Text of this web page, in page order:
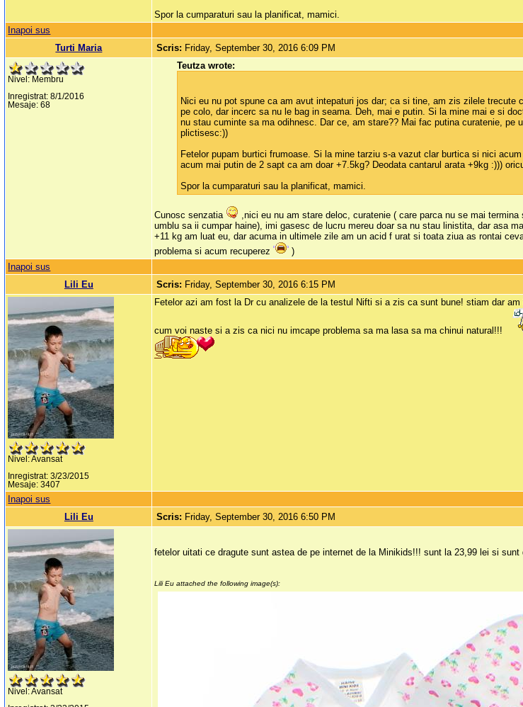
Spor la cumparaturi sau la planificat, mamici.
Inapoi sus
Turti Maria
Scris: Friday, September 30, 2016 6:09 PM
Nivel: Membru
Inregistrat: 8/1/2016
Mesaje: 68
Teutza wrote:
Nici eu nu pot spune ca am avut intepaturi jos dar; ca si tine, am zis zilele
pe colo, dar incerc sa nu le bag in seama. Deh, mai e putin. Si la mine mai e si
nu stau cuminte sa ma odihnesc. Dar ce, am stare?? Mai fac putina curatenie,
plictisesc:))
Fetelor pupam burtici frumoase. Si la mine tarziu s-a vazut clar burtica si nici
acum mai putin de 2 sapt ca am doar +7.5kg? Deodata cantarul arata +9kg :)))
Spor la cumparaturi sau la planificat, mamici.
Cunosc senzatia
,nici eu nu am stare deloc, curatenie ( care parca nu se mai
umblu sa ii cumpar haine), imi gasesc de lucru mereu doar sa nu stau linistita, dar asa
+11 kg am luat eu, dar acuma in ultimele zile am un acid f urat si toata ziua as rontai
problema si acum recuperez
)
Inapoi sus
Lili Eu
Scris: Friday, September 30, 2016 6:15 PM
Nivel: Avansat
Inregistrat: 3/23/2015
Mesaje: 3407
Fetelor azi am fost la Dr cu analizele de la testul Nifti si a zis ca sunt bune! stiam dar
cum voi naste si a zis ca nici nu imcape problema sa ma lasa sa ma chinui natural!!!
Inapoi sus
Lili Eu
Scris: Friday, September 30, 2016 6:50 PM
Nivel: Avansat
fetelor uitati ce dragute sunt astea de pe internet de la Minikids!!! sunt la 23,99 lei si sunt
Lili Eu attached the following image(s):